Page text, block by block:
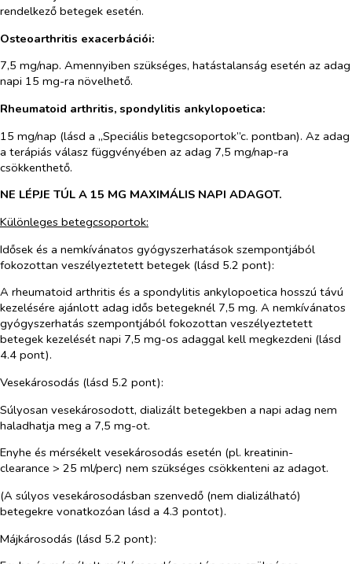
rendelkező betegek esetén.
Osteoarthritis exacerbációi:
7,5 mg/nap. Amennyiben szükséges, hatástalanság esetén az adag
napi 15 mg-ra növelhető.
Rheumatoid arthritis, spondylitis ankylopoetica:
15 mg/nap (lásd a „Speciális betegcsoportok”c. pontban). Az adag
a terápiás válasz függvényében az adag 7,5 mg/nap-ra
csökkenthető.
NE LÉPJE TÚL A 15 MG MAXIMÁLIS NAPI ADAGOT.
Különleges betegcsoportok:
Idősek és a nemkívánatos gyógyszerhatások szempontjából
fokozottan veszélyeztetett betegek (lásd 5.2 pont):
A rheumatoid arthritis és a spondylitis ankylopoetica hosszú távú
kezelésére ajánlott adag idős betegeknél 7,5 mg. A nemkívánatos
gyógyszerhatás szempontjából fokozottan veszélyeztetett
betegek kezelését napi 7,5 mg-os adaggal kell megkezdeni (lásd
4.4 pont).
Vesekárosodás (lásd 5.2 pont):
Súlyosan vesekárosodott, dializált betegekben a napi adag nem
haladhatja meg a 7,5 mg-ot.
Enyhe és mérsékelt vesekárosodás esetén (pl. kreatinin-
clearance > 25 ml/perc) nem szükséges csökkenteni az adagot.
(A súlyos vesekárosodásban szenvedő (nem dializálható)
betegekre vonatkozóan lásd a 4.3 pontot).
Májkárosodás (lásd 5.2 pont):